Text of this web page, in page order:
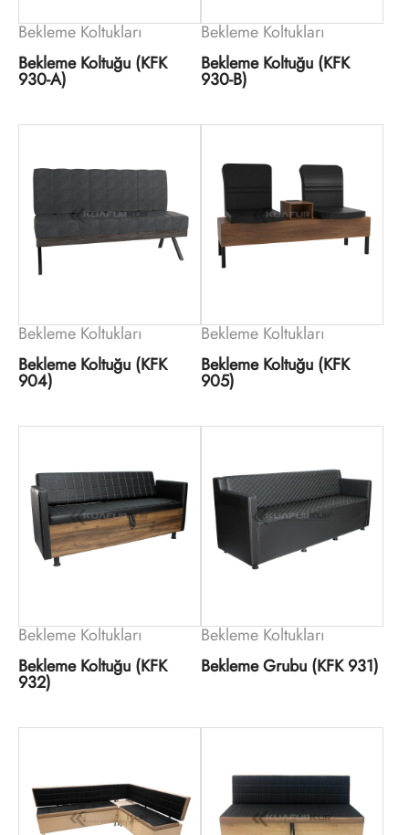
Bekleme Koltukları
Bekleme Koltuğu (KFK
930-A)
Bekleme Koltukları
Bekleme Koltuğu (KFK
930-B)
Bekleme Koltukları
Bekleme Koltuğu (KFK
904)
Bekleme Koltukları
Bekleme Koltuğu (KFK
905)
Bekleme Koltukları
Bekleme Koltuğu (KFK
932)
Bekleme Koltukları
Bekleme Grubu (KFK 931)